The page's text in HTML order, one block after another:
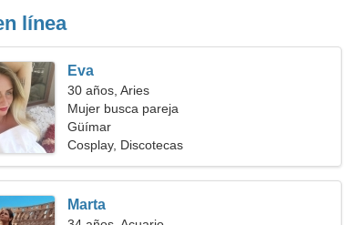
línea
Eva
30 años, Aries
Mujer busca pareja
Güímar
Cosplay, Discotecas
Marta